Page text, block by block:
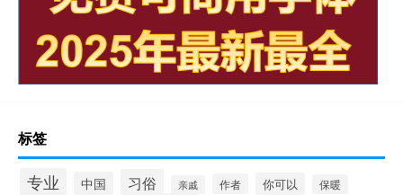
标签
专业 中国 习俗 亲戚 作者 你可以 保暖